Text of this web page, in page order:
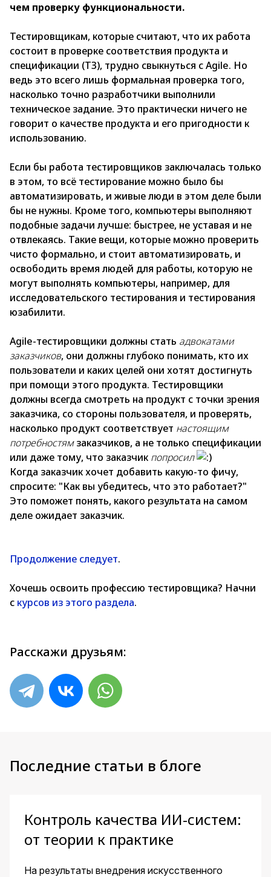
чем проверку функциональности.
Тестировщикам, которые считают, что их работа
состоит в проверке соответствия продукта и
спецификации (ТЗ), трудно свыкнуться с Agile. Но
ведь это всего лишь формальная проверка того,
насколько точно разработчики выполнили
техническое задание. Это практически ничего не
говорит о качестве продукта и его пригодности к
использованию.
Если бы работа тестировщиков заключалась только
в этом, то всё тестирование можно было бы
автоматизировать, и живые люди в этом деле были
бы не нужны. Кроме того, компьютеры выполняют
подобные задачи лучше: быстрее, не уставая и не
отвлекаясь. Такие вещи, которые можно проверить
чисто формально, и стоит автоматизировать, и
освободить время людей для работы, которую не
могут выполнять компьютеры, например, для
исследовательского тестирования и тестирования
юзабилити.
Agile-тестировщики должны стать адвокатами
заказчиков, они должны глубоко понимать, кто их
пользователи и каких целей они хотят достигнуть
при помощи этого продукта. Тестировщики
должны всегда смотреть на продукт с точки зрения
заказчика, со стороны пользователя, и проверять,
насколько продукт соответствует настоящим
потребностямзаказчиков, а не только спецификации
или даже тому, что заказчик попросил
Когда заказчик хочет добавить какую-то фичу,
спросите: "Как вы убедитесь, что это работает?"
Это поможет понять, какого результата на самом
деле ожидает заказчик.
Продолжение следует.
Хочешь освоить профессию тестировщика? Начни
с курсов из этого раздела.
Расскажи друзьям:
Последние статьи в блоге
Контроль качества ИИ-систем:
от теории к практике
На результаты внедрения искусственного